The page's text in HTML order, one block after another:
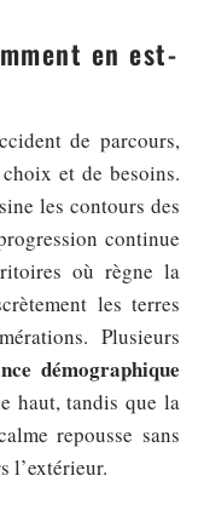
en est-
de parcours,
et de besoins.
les contours des
continue
où règne la
les terres
Plusieurs
démographique
haut, tandis que la
repousse sans
l’extérieur.